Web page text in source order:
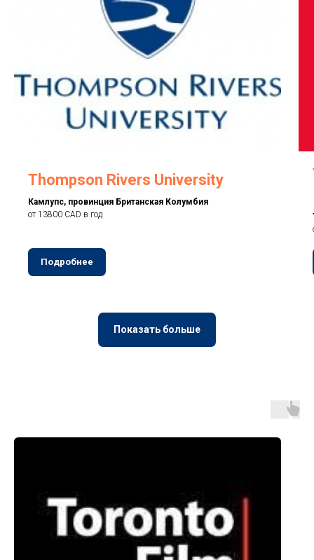
Thompson Rivers University
Камлупс, провинция Британская Колумбия
от 13800 CAD в год
Подробнее
Показать больше